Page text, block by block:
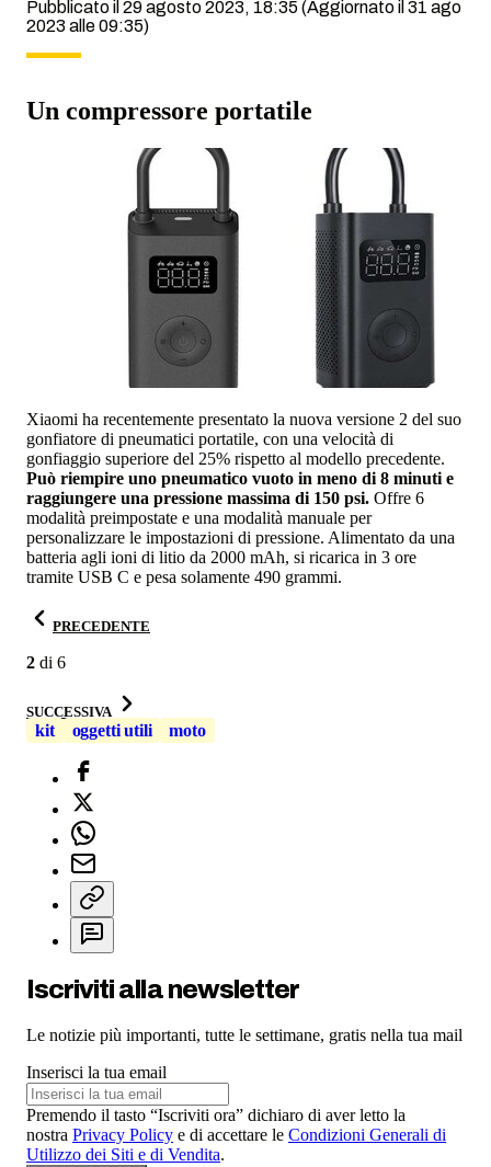
Pubblicato il 29 agosto 2023, 18:35 (Aggiornato il 31 ago
2023 alle 09:35)
Un compressore portatile
Xiaomi ha recentemente presentato la nuova versione 2 del suo
gonfiatore di pneumatici portatile, con una velocità di
gonfiaggio superiore del 25% rispetto al modello precedente.
Può riempire uno pneumatico vuoto in meno di 8 minuti e
raggiungere una pressione massima di 150 psi. Offre 6
modalità preimpostate e una modalità manuale per
personalizzare le impostazioni di pressione. Alimentato da una
batteria agli ioni di litio da 2000 mAh, si ricarica in 3 ore
tramite USB C e pesa solamente 490 grammi.
PRECEDENTE
2 di 6
SUCCESSIVA
kit oggetti utili moto
Iscriviti alla newsletter
Le notizie più importanti, tutte le settimane, gratis nella tua mail
Inserisci la tua email
Premendo il tasto “Iscriviti ora” dichiaro di aver letto la
nostra Privacy Policy e di accettare le Condizioni Generali di
Utilizzo dei Siti e di Vendita.